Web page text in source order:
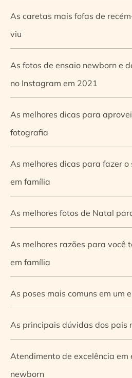
As caretas mais fofas de
viu
As fotos de ensaio newborn e
no Instagram em 2021
As melhores dicas para
fotografia
As melhores dicas para fazer
em família
As melhores fotos de Natal
As melhores razões para você
em família
As poses mais comuns em um
As principais dúvidas dos pais
Atendimento de excelência
newborn